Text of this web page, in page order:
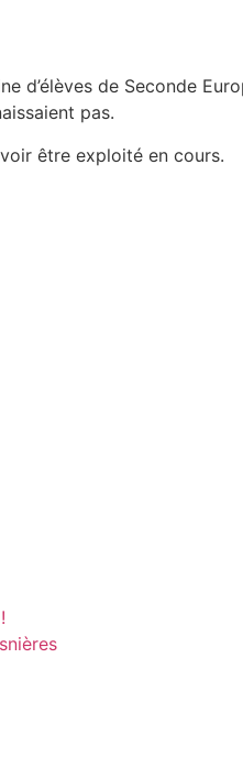
d’élèves de Seconde
pas.
être exploité en cours.